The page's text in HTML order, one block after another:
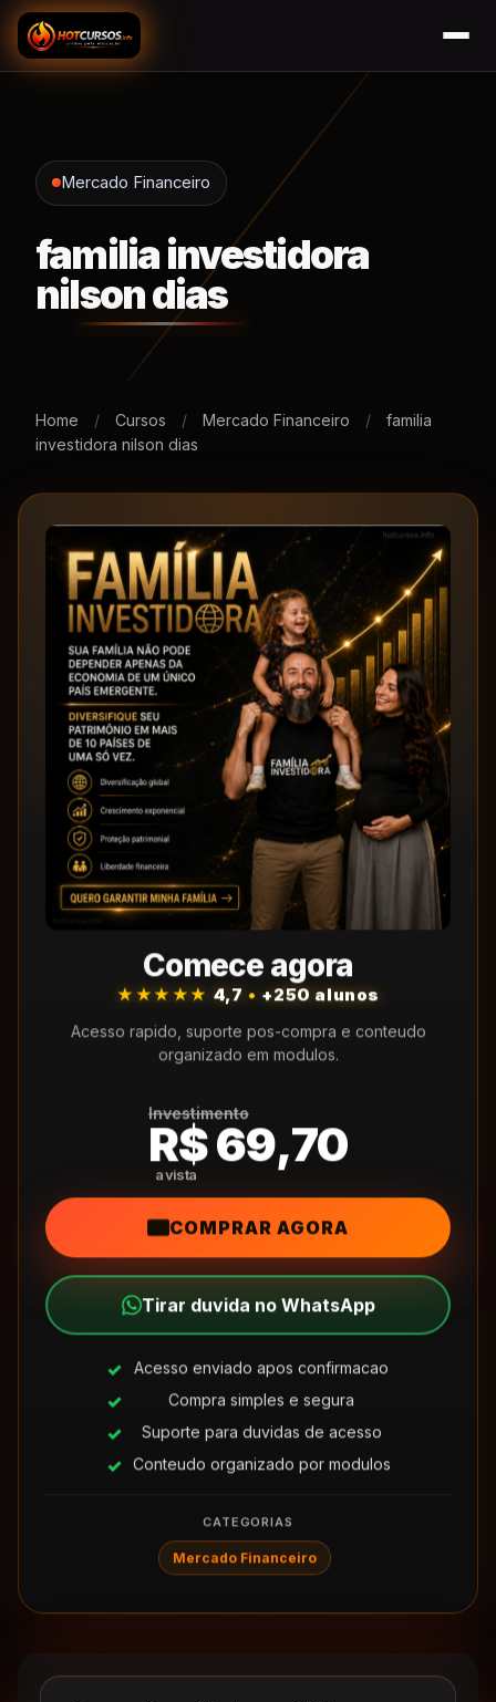
Mercado Financeiro
familia investidora
nilson dias
Home / Cursos / Mercado Financeiro /
familia
investidora nilson dias
Comece agora
★★★★★ 4,7 • +250 alunos
Acesso rapido, suporte pos-compra e conteudo
organizado em modulos.
Investimento
R$ 69,70
COMPRAR AGORA
Tirar duvida no WhatsApp
Acesso enviado apos confirmacao
Compra simples e segura
Suporte para duvidas de acesso
Conteudo organizado por modulos
CATEGORIAS
Mercado Financeiro